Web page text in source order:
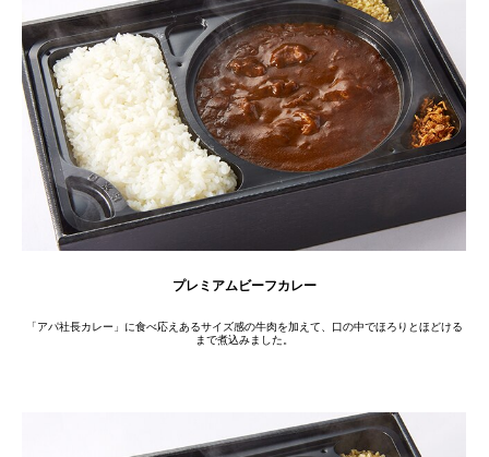
プレミアムビーフカレー
「アパ社長カレー」に食べ応えあるサイズ感の牛肉を加えて、口の中でほろりとほどける
まで煮込みました。